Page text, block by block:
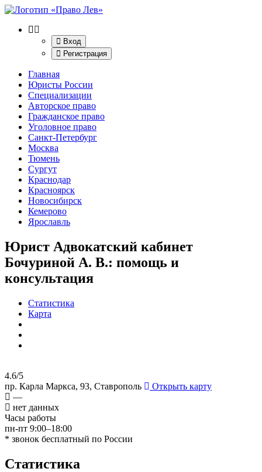
Вход
Регистрация
Главная
Юристы России
Специализации
Авторское право
Гражданское право
Уголовное право
Санкт-Петербург
Москва
Тюмень
Сургут
Краснодар
Красноярск
Новосибирск
Кемерово
Ярославль
Юрист Адвокатский кабинет
Бочуриной А. В.: помощь и
консультация
Статистика
Карта
4.6/5
пр. Карла Маркса, 93, Ставрополь
Открыть карту
—
нет данных
Часы работы
пн-пт 9:00–18:00
* звонок бесплатный по России
Статистика